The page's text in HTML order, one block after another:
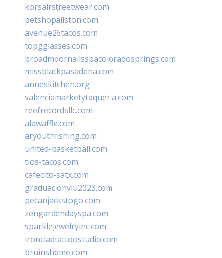
korsairstreetwear.com
petshopallston.com
avenue26tacos.com
topgglasses.com
broadmoornailsspacoloradosprings.com
missblackpasadena.com
anneskitchen.org
valenciamarketytaqueria.com
reefrecordsllc.com
alawaffle.com
aryouthfishing.com
united-basketball.com
tios-tacos.com
cafecito-satx.com
graduacionviu2023.com
pecanjackstogo.com
zengardendayspa.com
sparklejewelryinc.com
ironcladtattoostudio.com
bruinshome.com